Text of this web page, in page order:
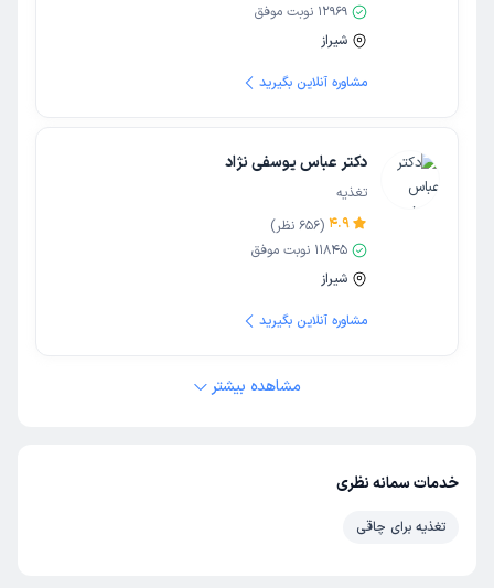
12969 نوبت موفق
شیراز
مشاوره آنلاین بگیرید
دکتر عباس یوسفی نژاد
تغذیه
4.9
(
656 نظر)
11845 نوبت موفق
شیراز
مشاوره آنلاین بگیرید
مشاهده بیشتر
خدمات سمانه نظری
تغذیه برای چاقی